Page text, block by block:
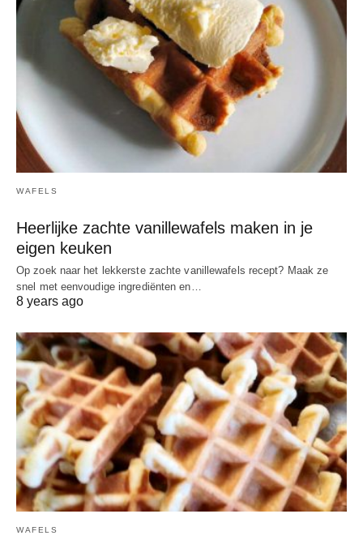
WAFELS
Heerlijke zachte vanillewafels maken in je
eigen keuken
Op zoek naar het lekkerste zachte vanillewafels recept? Maak ze
snel met eenvoudige ingrediënten en…
8 years ago
WAFELS